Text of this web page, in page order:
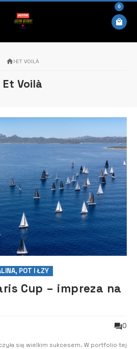
0
ET VOILÀ
Et Voilà
POT I ŁZY
Cup – impreza na
0
się wielkim sukcesem. W portfolio tej